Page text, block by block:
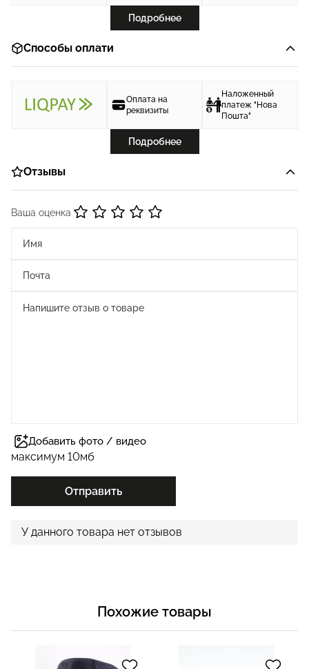
Подробнее
Способы оплати
Оплата на
реквизиты
Наложенный
платеж "Нова
Пошта"
Подробнее
Отзывы
Ваша оценка
Добавить фото / видео
максимум 10мб
Отправить
У данного товара нет отзывов
Похожие товары